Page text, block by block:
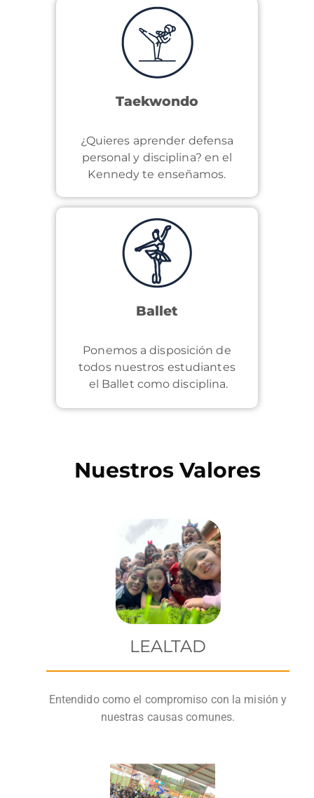
Taekwondo
¿Quieres aprender defensa
personal y disciplina? en el
Kennedy te enseñamos.
Ballet
Ponemos a disposición de
todos nuestros estudiantes
el Ballet como disciplina.
Nuestros Valores
LEALTAD
Entendido como el compromiso con la misión y
nuestras causas comunes.